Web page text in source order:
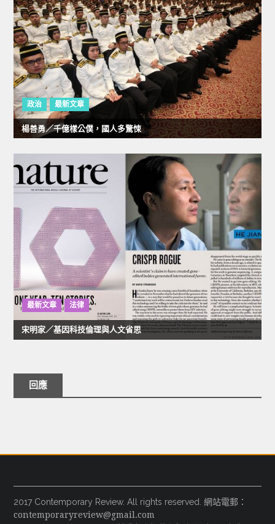
政治 最新文章
楊善勇／千億樣公僕，國人多驚悚
最新文章 法律
宋明家／基因科技倫理與人文省思
回應
2017 Contemporary Review. All rights reserved. 網站電郵：
contemporaryreview@gmail.com